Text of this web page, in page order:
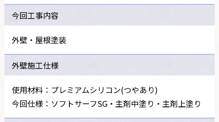
今回工事内容
外壁・屋根塗装
外壁施工仕様
使用材料：プレミアムシリコン(つやあり)
今回仕様：ソフトサーフSG・主剤中塗り・主剤上塗り